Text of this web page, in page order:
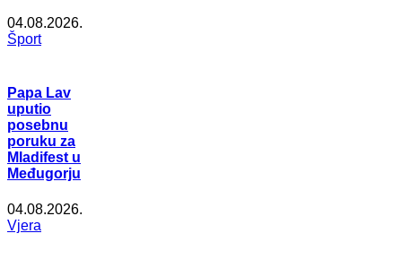
04.08.2026.
Šport
Papa Lav
uputio
posebnu
poruku za
Mladifest u
Međugorju
04.08.2026.
Vjera